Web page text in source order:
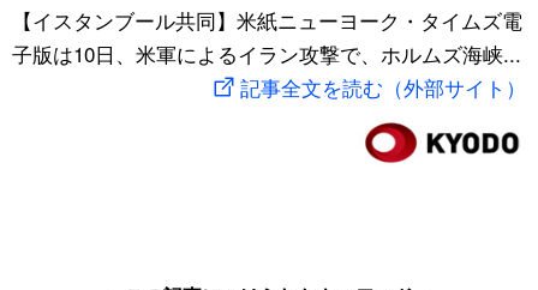
文化
動画/Live
スポーツ・東京2020
【イスタンブール共同】米紙ニューヨーク・タイムズ電
子版は10日、米軍によるイラン攻撃で、ホルムズ海峡...
記事全文を読む（外部サイト）